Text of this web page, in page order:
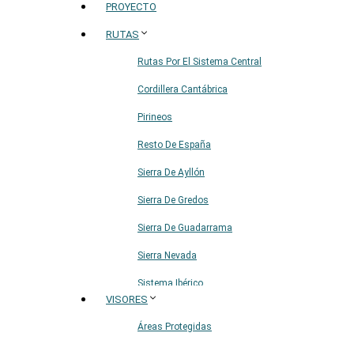
PROYECTO
RUTAS
Rutas Por El Sistema Central
Cordillera Cantábrica
Pirineos
Resto De España
Sierra De Ayllón
Sierra De Gredos
Sierra De Guadarrama
Sierra Nevada
Sistema Ibérico
VISORES
Áreas Protegidas